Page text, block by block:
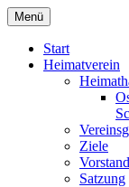
Zum
Inhalt
springen
Heimatverein
Menü
Start
Heimatverein
Ziele
Vorstand
Satzung